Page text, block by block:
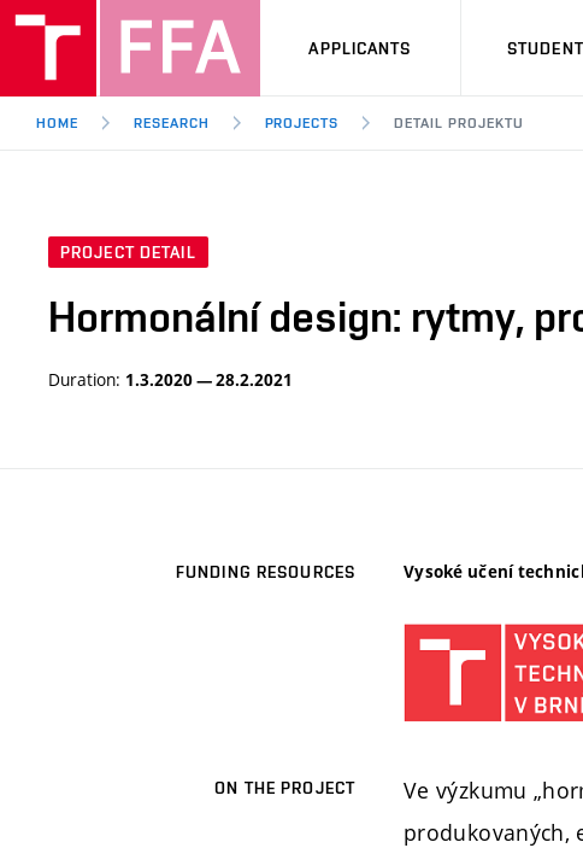
APPLICANTS
HOME RESEARCH PROJECTS DETAIL PROJEKTU
PROJECT DETAIL
Hormonální design: rytmy,
Duration: 1.3.2020 — 28.2.2021
FUNDING RESOURCES Vysoké učení
ON THE PROJECT
Ve výzkumu
produkovaných,